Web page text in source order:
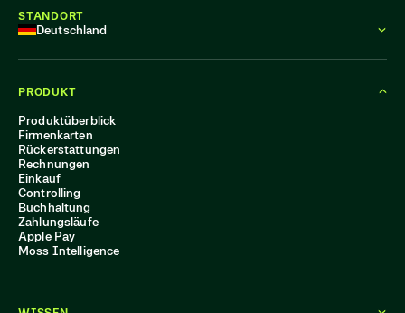
PRODUKT
Produktüberblick
Firmenkarten
Rückerstattungen
Rechnungen
Einkauf
Controlling
Buchhaltung
Zahlungsläufe
Apple Pay
Moss Intelligence
STANDORT
Deutschland